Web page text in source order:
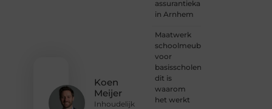
Koen
Meijer
Inhoudelijk
assurantiekantoor
in Arnhem
Maatwerk
schoolmeubilair
voor
basisscholen:
dit is
waarom
het werkt